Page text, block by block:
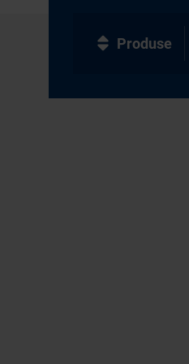
Produse